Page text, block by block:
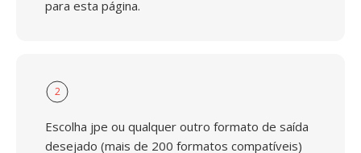
para esta página.
2
Escolha jpe ou qualquer outro formato de saída
desejado (mais de 200 formatos compatíveis)